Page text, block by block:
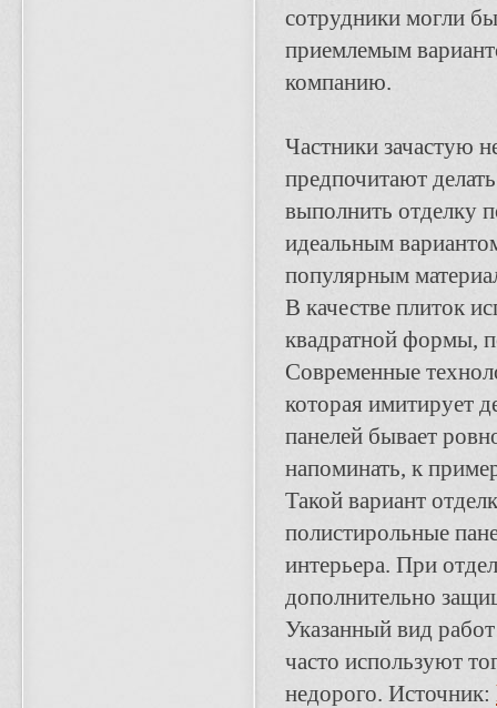
сотрудники могли
приемлемым
компанию.
Частники зачастую
предпочитают
выполнить отделку
идеальным
популярным
В качестве плиток
квадратной формы,
Современные
которая имитирует
панелей бывает
напоминать, к
Такой вариант
полистирольные
интерьера. При
дополнительно
Указанный вид
часто используют
недорого. Источник: